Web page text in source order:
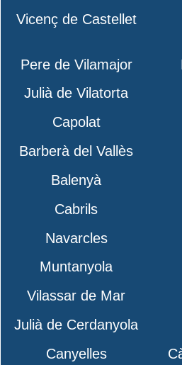
Vicenç de Castellet
Pere de Vilamajor
Julià de Vilatorta
Capolat
Barberà del Vallès
Balenyà
Cabrils
Navarcles
Muntanyola
Vilassar de Mar
Julià de Cerdanyola
Canyelles